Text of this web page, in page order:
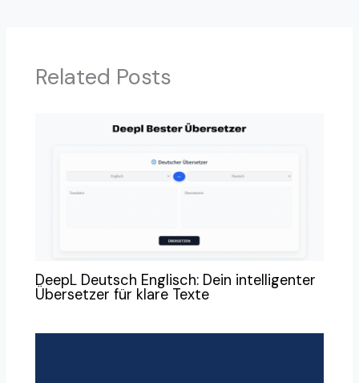
Related Posts
DeepL Deutsch Englisch: Dein intelligenter
Übersetzer für klare Texte